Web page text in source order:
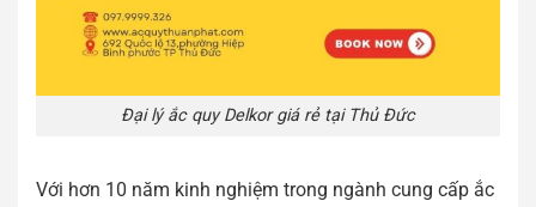
Đại lý ắc quy Delkor giá rẻ tại Thủ Đức
Với hơn 10 năm kinh nghiệm trong ngành cung cấp ắc